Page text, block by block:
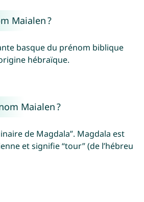
Maialen ?
basque du prénom biblique
hébraïque.
Maialen ?
de Magdala”. Magdala est
et signifie “tour” (de l’hébreu